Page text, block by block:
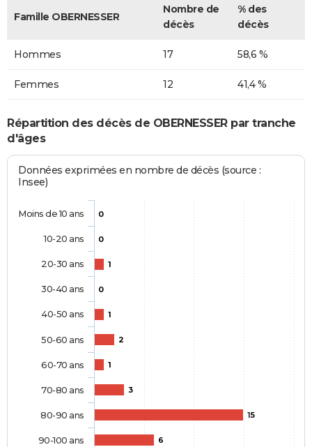
Famille OBERNESSER
Nombre de
décès
% des
décès
Hommes 17 58,6 %
Femmes 12 41,4 %
Répartition des décès de OBERNESSER par tranche
d'âges
Données exprimées en nombre de décès (source :
Insee)
0
0
1
0
1
2
1
3
15
6
Moins de 10 ans
10-20 ans
20-30 ans
30-40 ans
40-50 ans
50-60 ans
60-70 ans
70-80 ans
80-90 ans
90-100 ans